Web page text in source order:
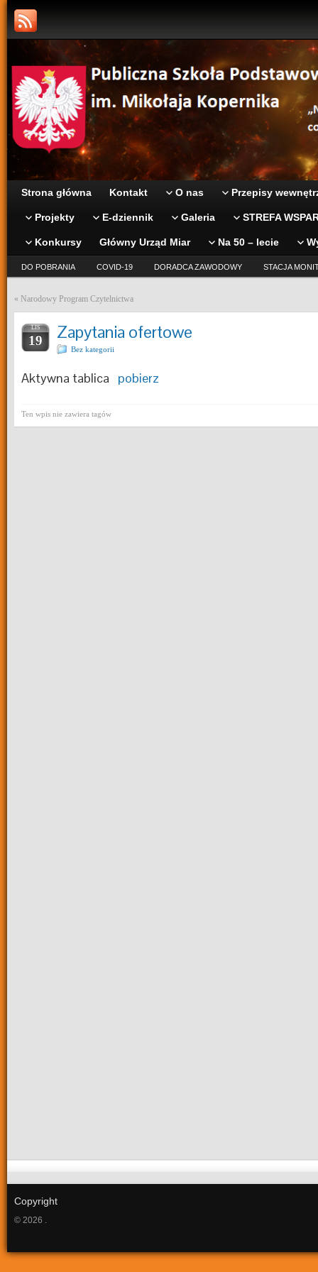
Strona główna Kontakt O nas Przepisy
Projekty E-dziennik Galeria STREFA
Konkursy Główny Urząd Miar Na 50 – lecie
DO POBRANIA COVID-19 DORADCA ZAWODOWY STACJA
« Narodowy Program Czytelnictwa
LIS
19 Zapytania ofertowe
Bez kategorii
Aktywna tablica pobierz
Ten wpis nie zawiera tagów
Copyright
© 2026 .